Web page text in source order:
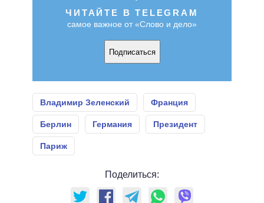
ЧИТАЙТЕ В TELEGRAM
самое важное от «Слово и дело»
Подписаться
Владимир Зеленский Франция
Берлин Германия Президент
Париж
Поделиться: